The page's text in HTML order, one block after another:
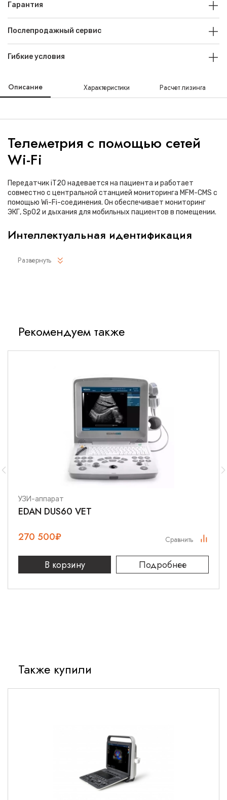
Гарантия
Послепродажный сервис
Гибкие условия
Описание Характеристики Расчет лизинга
Телеметрия с помощью сетей
Wi-Fi
Передатчик iT20 надевается на пациента и работает
совместно с центральной станцией мониторинга MFM-CMS с
помощью Wi-Fi-соединения. Он обеспечивает мониторинг
ЭКГ, SpO2 и дыхания для мобильных пациентов в помещении.
Интеллектуальная идентификация
В отличие от традиционных телеметрических систем, в
помощью центральной станции MFM-CMS.
Водонепроницаемая конструкция с
уровнем защиты IPX7
Для простой чистки и предотвращения случайного
повреждения устройства при попадании воды
Невероятно долгая работа от
аккумулятора
100 часов работы от аккумулятора с возможностью
переключения на резервный источник питания в течение 20
Масса: 140г
Развернуть
Рекомендуем также
УЗИ-аппарат
EDAN DUS60 VET
270 500₽
В корзину Подробнее
Сравнить
Также купили